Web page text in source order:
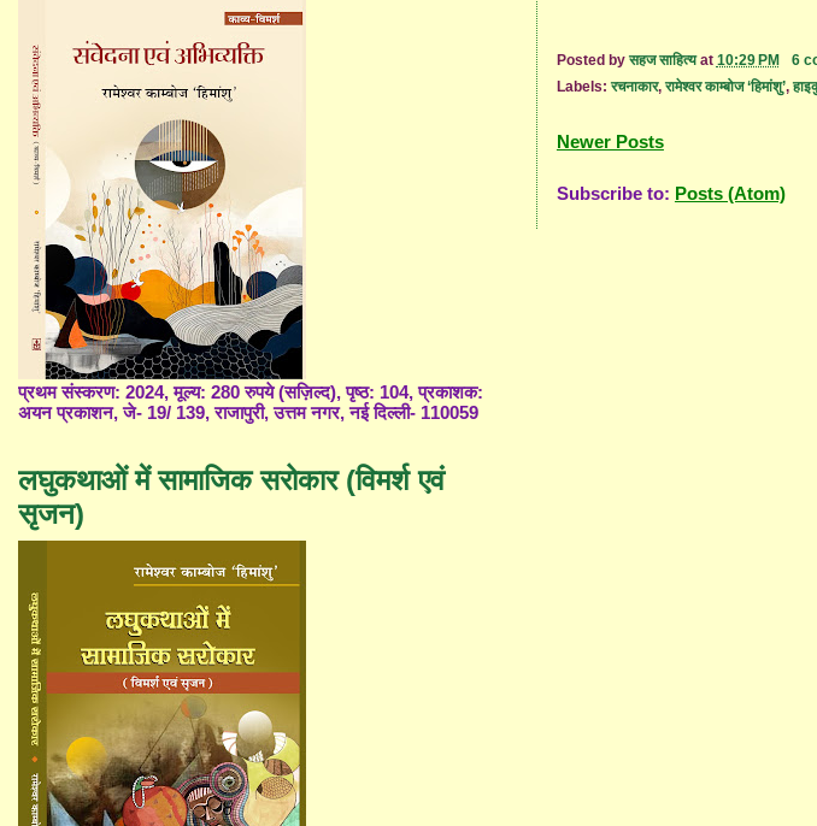
Posted byसहज साहित्य at 10:29 PM
6
Labels:रचनाकार,रामेश्वर काम्बोज ‘हिमांशु’,
Newer Posts
Subscribe to: Posts (Atom)
प्रथम संस्करण: 2024, मूल्य: 280 रुपये (सज़िल्द), पृष्ठ: 104, प्रकाशक:
अयन प्रकाशन, जे- 19/ 139, राजापुरी, उत्तम नगर, नई दिल्ली- 110059
लघुकथाओं में सामाजिक सरोकार (विमर्श एवं
सृजन)